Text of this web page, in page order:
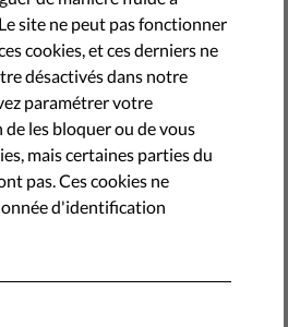
rendu célèbre pour son livre
as History and Warning(Terre
qu'histoire et mise en garde
publié, dans
les Nazis qualifiaient la
pour discréditer les journalistes
sur leurs activités.
l'aviez peut-être deviné, se
et par extension "fausse
expression comme d'autres
site ne peut pas fonctionner
cookies, et ces derniers ne
désactivés dans notre
paramétrer votre
les bloquer ou de vous
mais certaines parties du
pas. Ces cookies ne
d'identification